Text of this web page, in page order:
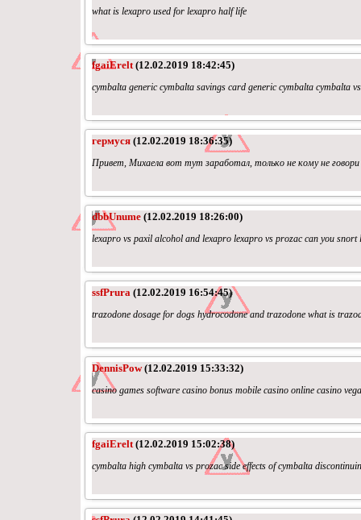
what is lexapro used for lexapro half life
fgaiErelt(12.02.2019 18:42:45)
cymbalta generic cymbalta savings card generic cymbalta cymbalta
гермуся (12.02.2019 18:36:35)
Привет, Михаела вот тут заработал, только не кому не
dbbUnume (12.02.2019 18:26:00)
lexapro vs paxil alcohol and lexapro lexapro vs prozac can you snort
ssfPrura (12.02.2019 16:54:45)
trazodone dosage for dogs hydrocodone and trazodone what is
DennisPow(12.02.2019 15:33:32)
casino games software casino bonus mobile casino online casino
fgaiErelt(12.02.2019 15:02:38)
cymbalta high cymbalta vs prozac side effects of cymbalta